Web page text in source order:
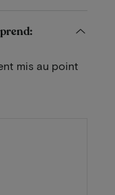
mis au point